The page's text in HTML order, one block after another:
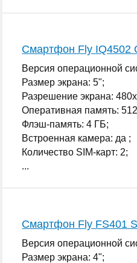
Смартфон Fly IQ4502
Версия операционной
Размер экрана: 5";
Разрешение экрана:
Оперативная память:
Флэш-память: 4 ГБ;
Встроенная камера: да ;
Количество SIM-карт: 2;
...
Смартфон Fly FS401
Версия операционной
Размер экрана: 4";